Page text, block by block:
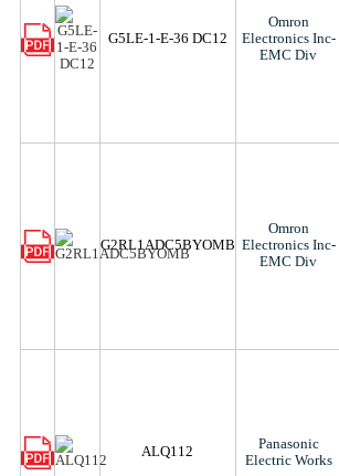
G5LE-1-E-36 DC12
Omron
Electronics Inc-
EMC Div
G2RL1ADC5BYOMB
Omron
Electronics Inc-
EMC Div
ALQ112
Panasonic
Electric Works